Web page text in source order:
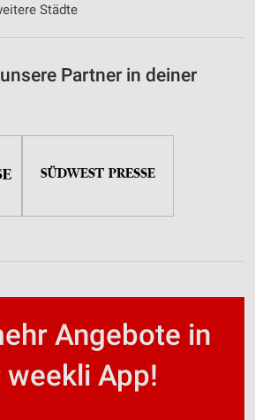
Städte
Partner in deiner
Angebote in
weekli App!